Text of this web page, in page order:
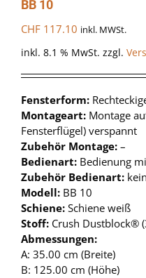
BB 10
CHF 117.10 inkl. MWSt.
inkl. 8.1 % MwSt. zzgl.
Fensterform:
Montageart: Montage
Fensterflügel) verspannt
Zubehör Montage: –
Bedienart: Bedienung
Zubehör Bedienart:
Modell: BB 10
Schiene: Schiene weiß
Stoff: Crush Dustblock®
Abmessungen:
A: 35.00 cm (Breite)
B: 125.00 cm (Höhe)